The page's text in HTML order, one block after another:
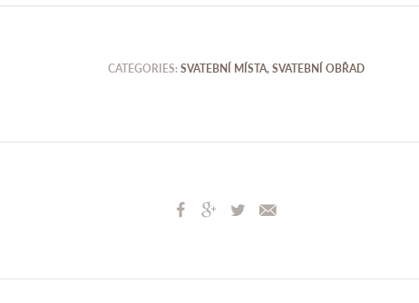
CATEGORIES: SVATEBNÍ MÍSTA,SVATEBNÍ OBŘAD